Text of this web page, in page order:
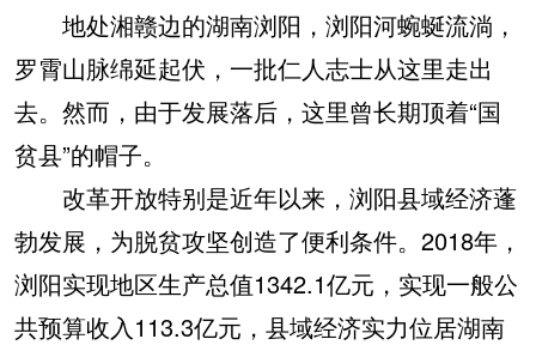
地处湘赣边的湖南浏阳，浏阳河蜿蜒流淌，
罗霄山脉绵延起伏，一批仁人志士从这里走出
去。然而，由于发展落后，这里曾长期顶着“国
贫县”的帽子。
改革开放特别是近年以来，浏阳县域经济蓬
勃发展，为脱贫攻坚创造了便利条件。2018年，
浏阳实现地区生产总值1342.1亿元，实现一般公
共预算收入113.3亿元，县域经济实力位居湖南